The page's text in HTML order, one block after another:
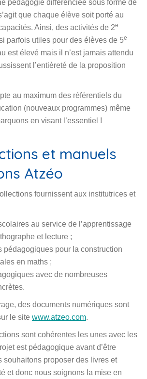
est élevé mais il n’est jamais attendu
l’entièreté de la proposition
au maximum des référentiels du
(nouveaux programmes) même
en visant l’essentiel !
et manuels
Atzéo
fournissent aux institutrices et
au service de l’apprentissage
et lecture ;
pédagogiques pour la construction
avec de nombreuses
des documents numériques sont
le sitewww.atzeo.com.
sont cohérentes les unes avec les
est pédagogique avant d’être
proposer des livres et
en étant attentifs à ce que ces
pas l’élève de son but